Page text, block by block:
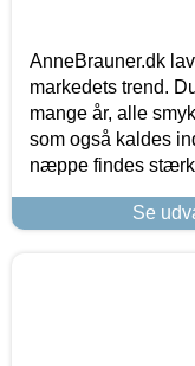
AnneBrauner.dk
markedets trend.
mange år, alle
som også kaldes
næppe findes
Se